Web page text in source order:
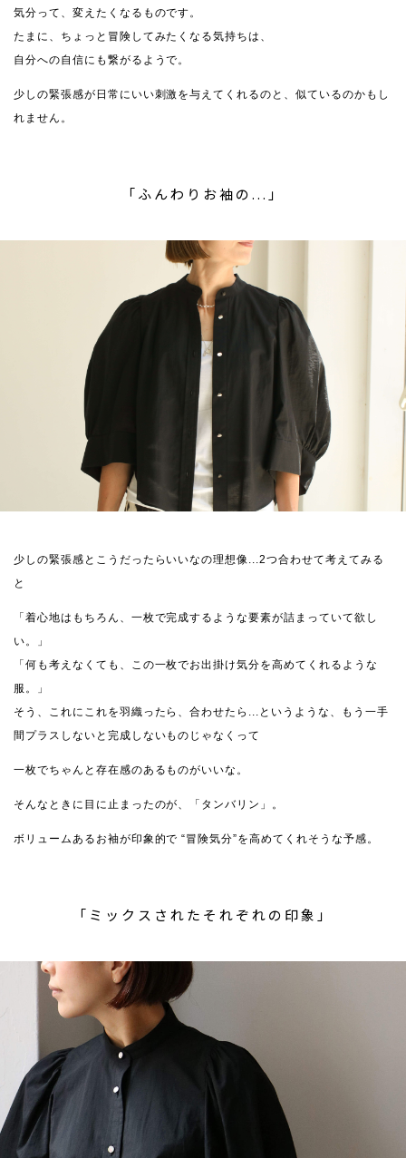
気分って、変えたくなるものです。
たまに、ちょっと冒険してみたくなる気持ちは、
自分への自信にも繋がるようで。
少しの緊張感が日常にいい刺激を与えてくれるのと、似ているのかもし
れません。
「ふんわりお袖の...」
少しの緊張感とこうだったらいいなの理想像...2つ合わせて考えてみる
と
「着心地はもちろん、一枚で完成するような要素が詰まっていて欲し
い。」
「何も考えなくても、この一枚でお出掛け気分を高めてくれるような
服。」
そう、これにこれを羽織ったら、合わせたら...というような、もう一手
間プラスしないと完成しないものじゃなくって
一枚でちゃんと存在感のあるものがいいな。
そんなときに目に止まったのが、「タンバリン」。
ボリュームあるお袖が印象的で “冒険気分”を高めてくれそうな予感。
「ミックスされたそれぞれの印象」